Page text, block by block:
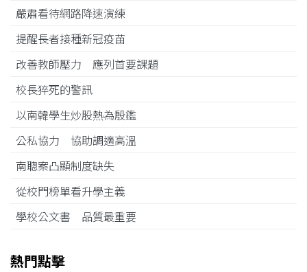
嚴肅看待網路降速演練
提醒長者接種新冠疫苗
改善教師壓力 應列首要課題
校長猝死的警訊
以南韓學生炒股熱為殷鑑
公私協力 協助調適高溫
南聰案凸顯制度缺失
從校門榜單看升學主義
學校公文書 品質最重要
熱門點擊